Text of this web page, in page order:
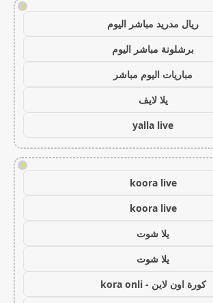
!
ريال مدريد مباشر اليوم
برشلونة مباشر اليوم
مباريات اليوم مباشر
يلا لايف
yalla live
!
koora live
koora live
يلا شوت
يلا شوت
كورة اون لاين - kora onli